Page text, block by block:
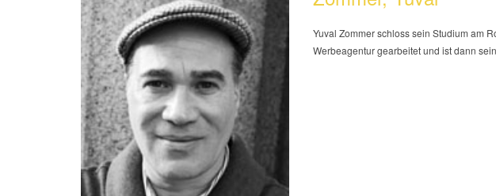
Yuval Zommer schloss sein Studium am
Werbeagentur gearbeitet und ist dann